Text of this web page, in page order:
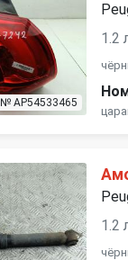
№ AP54533465
1.2
1.2